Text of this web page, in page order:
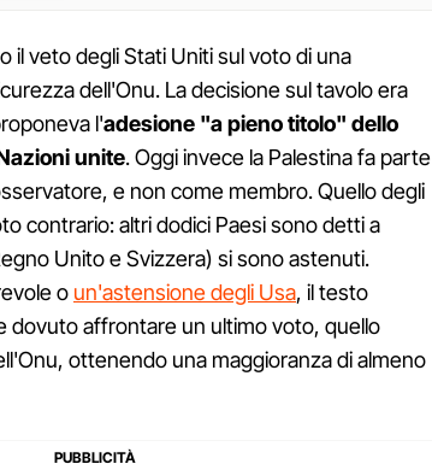
il veto degli Stati Uniti sul voto di una
dell'Onu. La decisione sul tavolo era
l'adesione "a pieno titolo" dello
unite. Oggi invece la Palestina fa parte
e non come membro. Quello degli
contrario: altri dodici Paesi sono detti a
Unito e Svizzera) si sono astenuti.
o un'astensione degli Usa, il testo
dovuto affrontare un ultimo voto, quello
ottenendo una maggioranza di almeno